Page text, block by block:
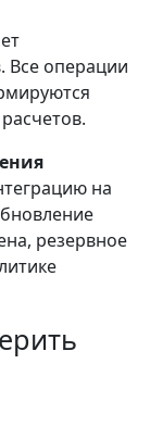
Все операции
на
резервное